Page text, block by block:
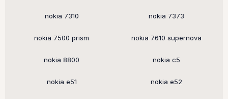
nokia 7310 nokia 7373
nokia 7500 prism nokia 7610 supernova
nokia 8800 nokia c5
nokia e51 nokia e52